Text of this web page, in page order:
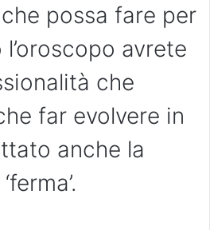
possa fare per
avrete
che
far evolvere in
anche la